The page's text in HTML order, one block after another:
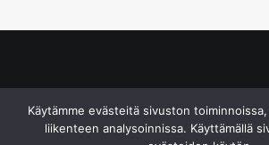
Käytämme evästeitä sivuston
liikenteen analysoinnissa. Käyttämällä